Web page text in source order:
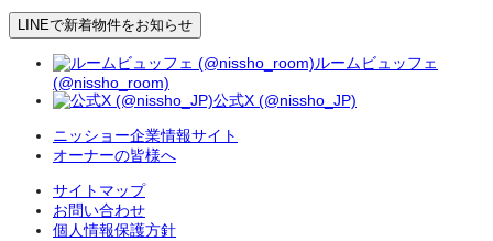
LINEで新着物件をお知らせ
ルームビュッフェ
(@nissho_room)
公式X (@nissho_JP)
ニッショー企業情報サイト
オーナーの皆様へ
サイトマップ
お問い合わせ
個人情報保護方針